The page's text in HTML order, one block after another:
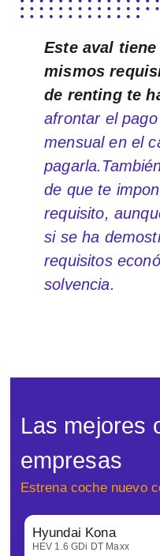
Este aval
mismos
de renting te
afrontar el
mensual en el
de que te
requisito,
si se ha
requisitos
solvencia.
Las mejores
empresas
Estrena coche nuevo
Hyundai Kona
HEV 1.6 GDi DT Maxx